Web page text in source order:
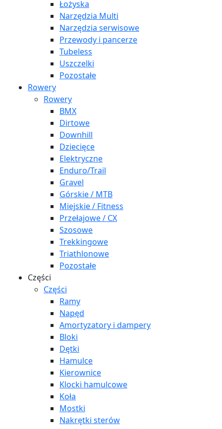
Łożyska
Narzędzia Multi
Narzędzia serwisowe
Przewody i pancerze
Tubeless
Uszczelki
Pozostałe
Rowery
Rowery
BMX
Dirtowe
Downhill
Dziecięce
Elektryczne
Enduro/Trail
Gravel
Górskie / MTB
Miejskie / Fitness
Przełajowe / CX
Szosowe
Trekkingowe
Triathlonowe
Pozostałe
Części
Części
Ramy
Napęd
Amortyzatory i dampery
Bloki
Dętki
Hamulce
Kierownice
Klocki hamulcowe
Koła
Mostki
Nakrętki sterów